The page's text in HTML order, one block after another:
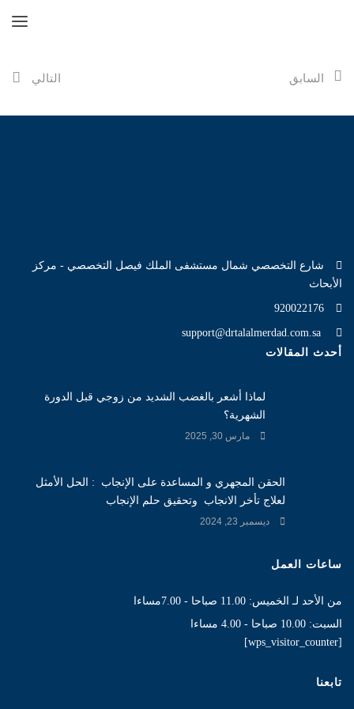
السابق التالي
شارع التخصصي شمال مستشفى الملك فيصل التخصصي - مركز
الأبحاث
920022176
أحدث المقالات
لماذا أشعر بالغضب الشديد من زوجي قبل الدورة
الشهرية؟
مارس 30, 2025
الحقن المجهري و المساعدة على الإنجاب : الحل الأمثل
لعلاج تأخر الانجاب وتحقيق حلم الإنجاب
ديسمبر 23, 2024
ساعات العمل
من الأحد لـ الخميس: 11.00 صباحا - 7.00مساءا
السبت: 10.00 صباحا - 4.00 مساءا
[wps_visitor_counter]
تابعنا